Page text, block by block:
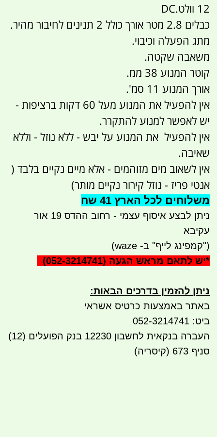
12 וולט.DC
כבלים 2.8 מטר אורך כולל 2 תנינים לחיבור מהיר.
מתג הפעלה וכיבוי.
משאבה שקטה.
קוטר המנוע 38 ממ.
אורך המנוע 11 סמ'.
אין להפעיל את המנוע מעל 60 דקות ברציפות -
יש לאפשר למנוע להתקרר.
אין להפעיל את המנוע על יבש - ללא נוזל - וללא
שאיבה.
אין לשאוב מים מזוהמים - אלא מיים נקיים בלבד (
אנטי פריז - נוזל קירור נקיים מותר)
משלוחים לכל הארץ 41 שח
ניתן לבצע איסוף עצמי - רחוב ההדס 19 אור
עקיבא
("קמפינג לייף" ב- waze)
*יש לתאם מראש הגעה (052-3214741)
ניתן להזמין בדרכים הבאות:
באתר באמצעות כרטיס אשראי
ביט: 052-3214741
העברה בנקאית לחשבון 12230 בנק הפועלים (12)
סניף 673 (קיסריה)